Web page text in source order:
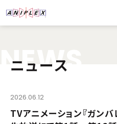
NEWS
ニュース
2026.06.12
TVアニメーション『ガンバ